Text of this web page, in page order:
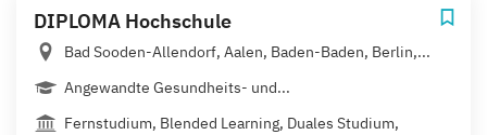
DIPLOMA Hochschule
Bad Sooden-Allendorf, Aalen, Baden-Baden, Berlin,...
Angewandte Gesundheits- und...
Fernstudium, Blended Learning, Duales Studium,